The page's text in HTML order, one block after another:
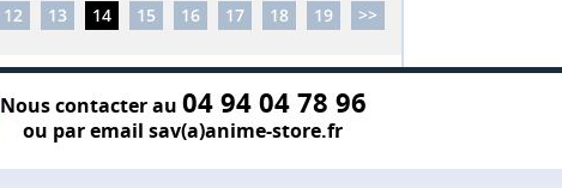
12 13 14 15 16 17 18 19 >>
Nous contacter au 04 94 04 78 96
ou par email sav(a)anime-store.fr